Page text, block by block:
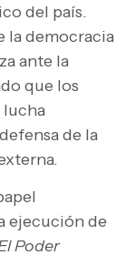
del país.
la democracia
ante la
que los
lucha
de la
ejecución de
Poder